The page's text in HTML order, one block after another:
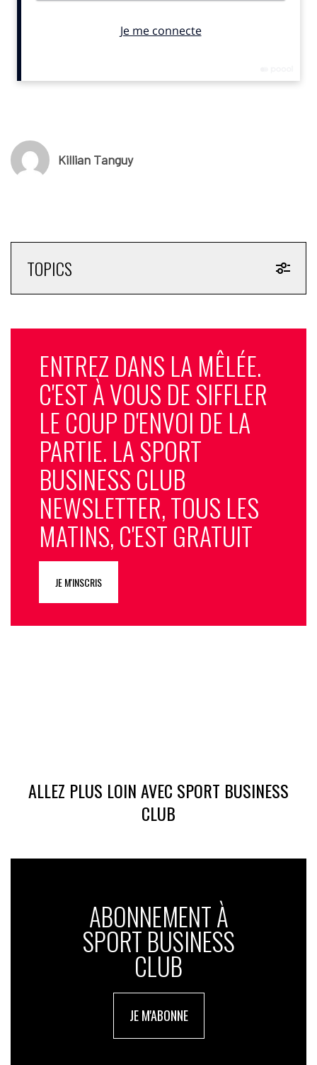
Killian Tanguy
TOPICS
ENTREZ DANS LA MÊLÉE.
C'EST À VOUS DE SIFFLER
LE COUP D'ENVOI DE LA
PARTIE. LA SPORT
BUSINESS CLUB
NEWSLETTER, TOUS LES
MATINS, C'EST GRATUIT
JE M'INSCRIS
ALLEZ PLUS LOIN AVEC SPORT BUSINESS
CLUB
ABONNEMENT À
SPORT BUSINESS
CLUB
JE M'ABONNE